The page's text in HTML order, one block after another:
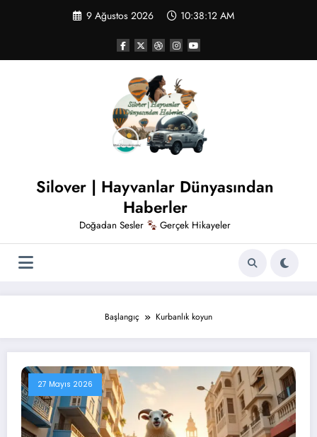
9 Ağustos 2026 10:38:13 AM
Silover | Hayvanlar Dünyasından
Haberler
Doğadan Sesler Gerçek Hikayeler
Başlangıç Kurbanlık koyun
27 Mayıs 2026